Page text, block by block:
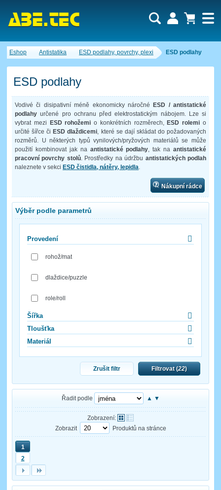
Eshop Antistatika ESD podlahy, povrchy, plexi ESD podlahy
ESD podlahy
Vodivé či disipativní méně ekonomicky náročnéESD / antistatické
podlahy určené pro ochranu před elektrostatickým nábojem. Lze si
vybrat mezi ESD rohožemi o konkrétních rozměrech,ESD rolemi o
určité šířce čiESD dlaždicemi , které se dají skládat do požadovaných
rozměrů. U některých typů vynilových/pryžových materiálů se může
použití kombinovat jak na antistatické podlahy , tak na antistatické
pracovní povrchy stolů. Prostředky na údržbu antistatických podlah
naleznete v sekci ESD čistidla, nátěry, lepidla
Nákupní rádce
Výběr podle parametrů
Provedení
rohož/mat
dlaždice/puzzle
role/roll
Šířka
Tloušťka
Materiál
Zrušit filtr Filtrovat (22)
Řadit podle ▲ ▼
Zobrazení:
Zobrazit
Produktů na stránce
1
2
Nákupní košík je momentálně prázdný.
Počet produktů:0
Cena celkem:0,00 CZK
Uživatel:
Zapomenuté heslo